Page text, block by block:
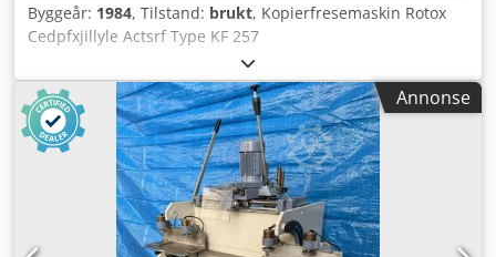
Byggeår: 1984, Tilstand: brukt, Kopierfresemaskin Rotox
Cedpfxjillyle Actsrf Type KF 257
Annonse